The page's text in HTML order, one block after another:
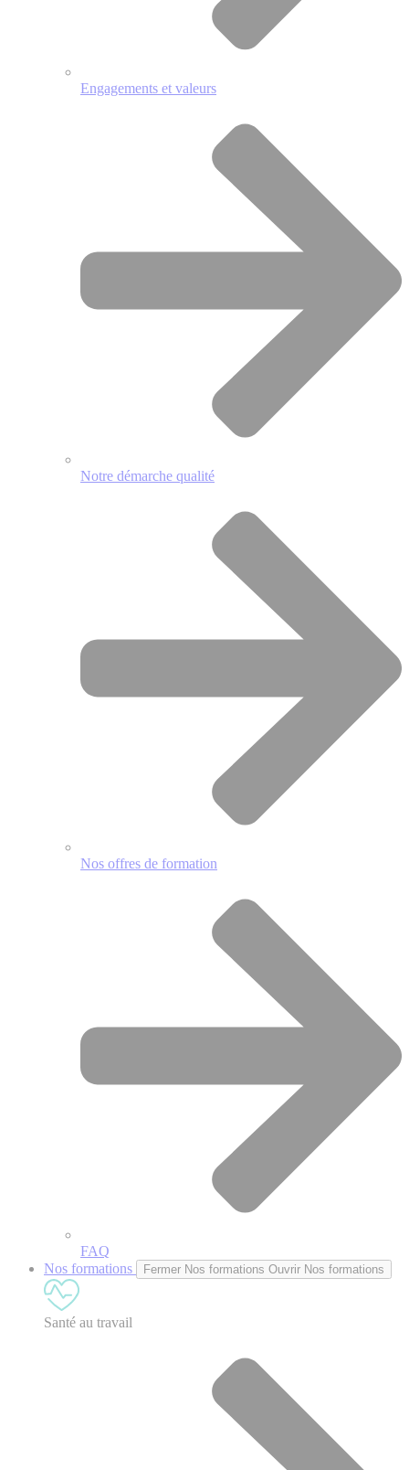
Engagements et valeurs
Notre démarche qualité
Nos offres de formation
FAQ
Nos formations
Fermer Nos formations Ouvrir Nos formations
Santé au travail